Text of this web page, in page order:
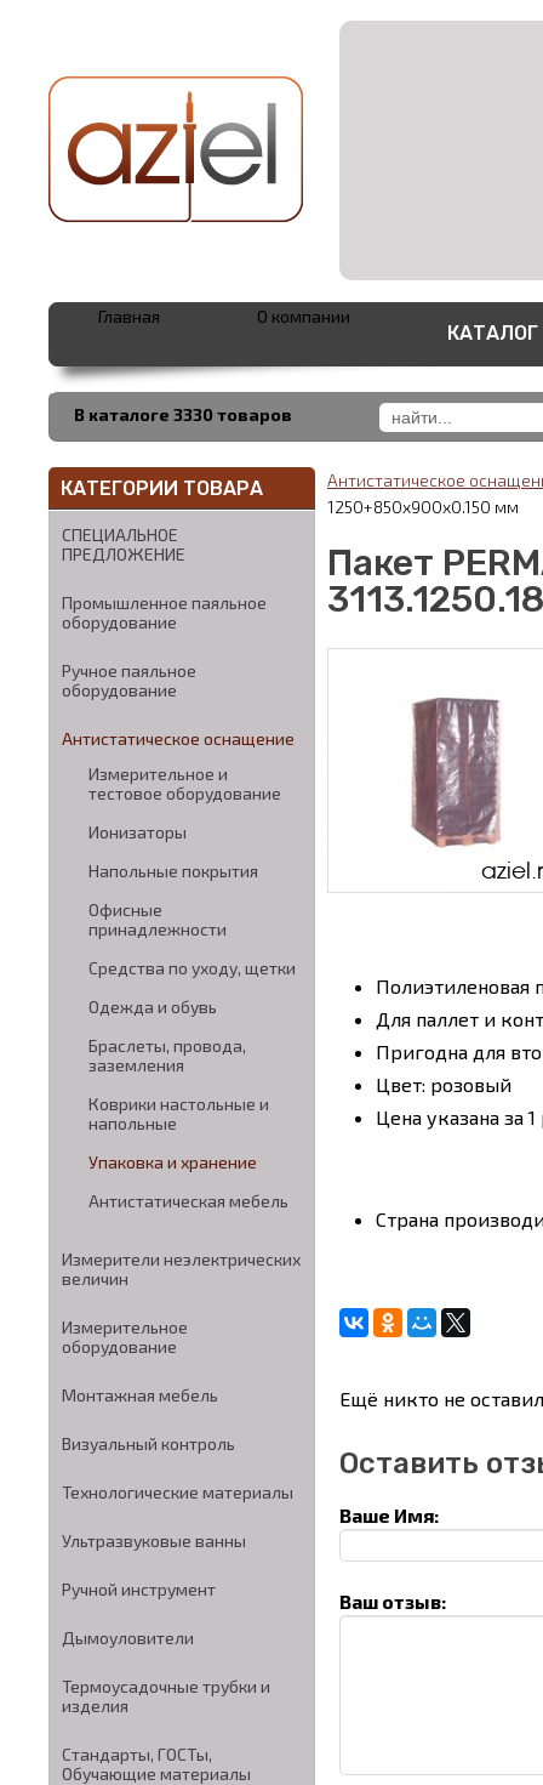
В каталоге 3330 товаров
Главная О компании
КАТАЛОГ
КАТЕГОРИИ ТОВАРА
СПЕЦИАЛЬНОЕ
ПРЕДЛОЖЕНИЕ
Промышленное паяльное
оборудование
Ручное паяльное
оборудование
Антистатическое оснащение
Измерительное и
тестовое оборудование
Ионизаторы
Напольные покрытия
Офисные
принадлежности
Средства по уходу, щетки
Одежда и обувь
Браслеты, провода,
заземления
Коврики настольные и
напольные
Упаковка и хранение
Антистатическая мебель
Измерители неэлектрических
величин
Измерительное
оборудование
Монтажная мебель
Визуальный контроль
Технологические материалы
Ультразвуковые ванны
Ручной инструмент
Дымоуловители
Термоусадочные трубки и
изделия
Стандарты, ГОСТы,
Обучающие материалы
Антистатическое
1250+850х900х0.150 мм
Пакет
Полиэтиленовая
Для паллет и
Пригодна для
Цвет: розовый
Цена указана за
Страна
Ещё никто не
Оставить
Ваше Имя:
Ваш отзыв: